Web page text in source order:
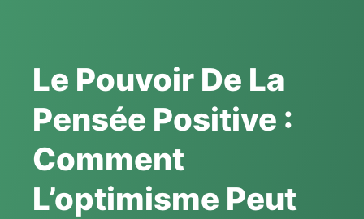
Le Pouvoir De La
Pensée Positive :
Comment
L’optimisme Peut